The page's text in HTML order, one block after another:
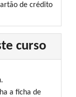
de crédito
curso
a ficha de